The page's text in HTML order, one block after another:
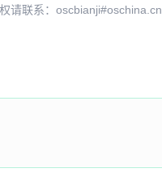
请联系：oscbianji#oschina.cn